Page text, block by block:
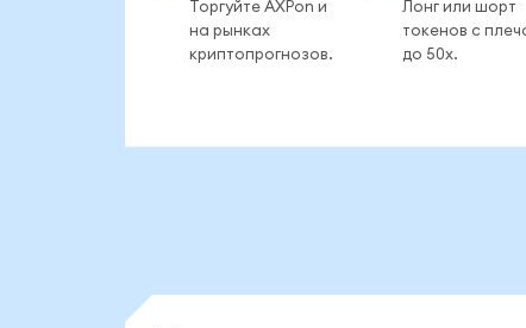
Торгуйте AXPon и
на рынках
криптопрогнозов.
Лонг или шорт
токенов с
до 50x.